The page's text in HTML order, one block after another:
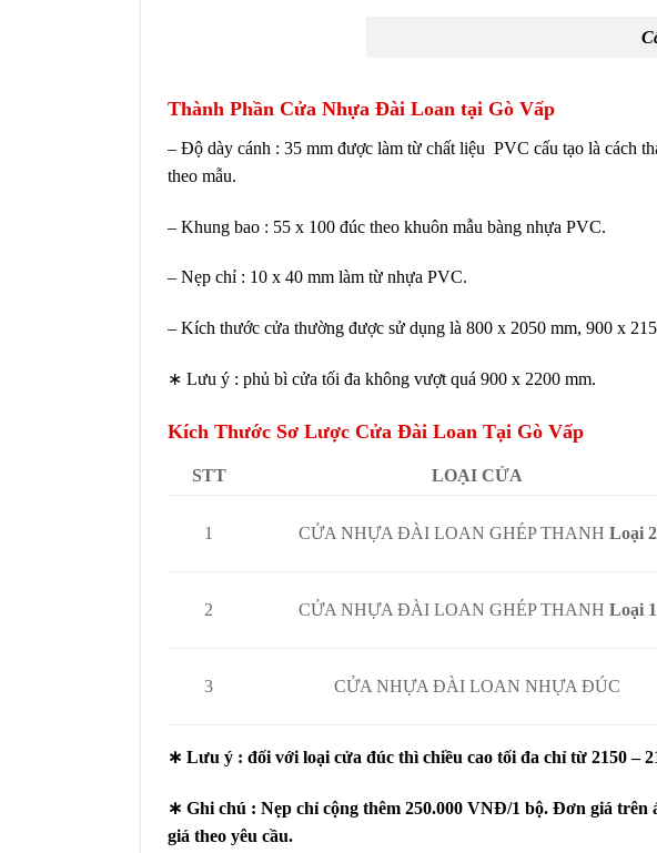
Thành Phần Cửa Nhựa Đài Loan tại Gò Vấp
– Độ dày cánh : 35 mm được làm từ chất liệu PVC cấu tạo là cách
theo mẫu.
– Khung bao : 55 x 100 đúc theo khuôn mẫu bàng nhựa PVC.
– Nẹp chỉ : 10 x 40 mm làm từ nhựa PVC.
– Kích thước cửa thường được sử dụng là 800 x 2050 mm, 900 x
∗ Lưu ý : phủ bì cửa tối đa không vượt quá 900 x 2200 mm.
Kích Thước Sơ Lược Cửa Đài Loan Tại Gò Vấp
STT LOẠI CỬA
1 CỬA NHỰA ĐÀI LOAN GHÉP THANH Loại 2
2 CỬA NHỰA ĐÀI LOAN GHÉP THANH Loại 1
3 CỬA NHỰA ĐÀI LOAN NHỰA ĐÚC
∗ Lưu ý : đối với loại cửa đúc thì chiều cao tối đa chỉ từ 2150 –
∗ Ghi chú : Nẹp chỉ cộng thêm 250.000 VNĐ/1 bộ. Đơn giá
giá theo yêu cầu.